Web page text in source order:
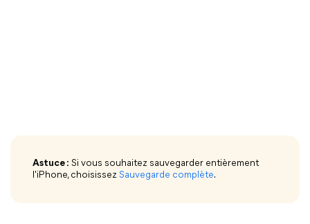
Astuce : Si vous souhaitez sauvegarder entièrement
l'iPhone, choisissez Sauvegarde complète.